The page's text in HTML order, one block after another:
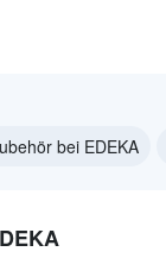
bei EDEKA